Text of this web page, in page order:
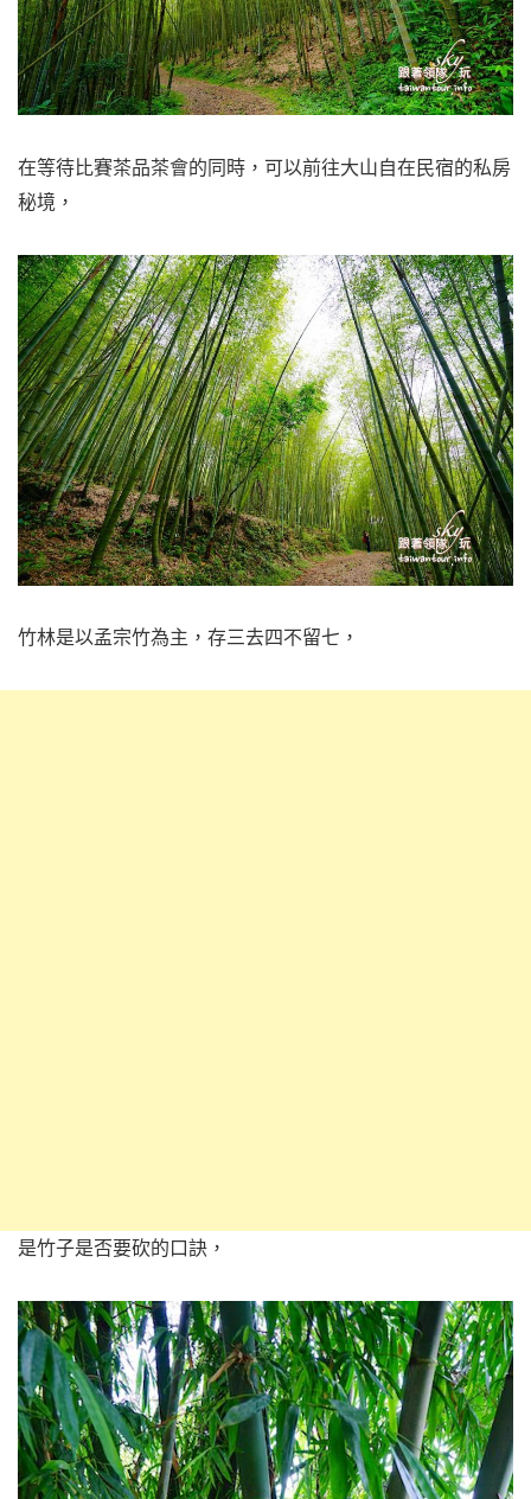
在等待比賽茶品茶會的同時，可以前往大山自在民宿的私房
秘境，
竹林是以孟宗竹為主，存三去四不留七，
是竹子是否要砍的口訣，